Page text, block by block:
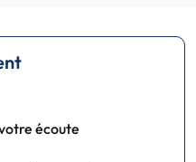
écoute